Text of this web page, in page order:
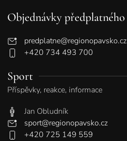
Objednávky předplatného
predplatne@regionopavsko.cz
+420 734 493 700
Sport
Příspěvky, reakce, informace
Jan Obludník
sport@regionopavsko.cz
+420 725 149 559